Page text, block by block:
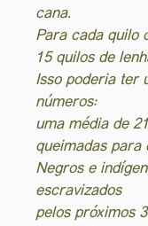
cana.
Para cada quilo
15 quilos de
Isso poderia ter
números:
uma média de
queimadas para
Negros e
escravizados
pelos próximos